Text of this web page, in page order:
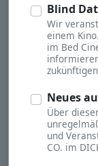
Blind
Wir
einem
im Bed
Neues
Über
und
CO. im